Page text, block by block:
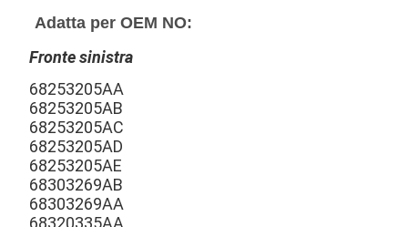
Adatta per OEM NO:
Fronte sinistra
68253205AA
68253205AB
68253205AC
68253205AD
68253205AE
68303269AB
68303269AA